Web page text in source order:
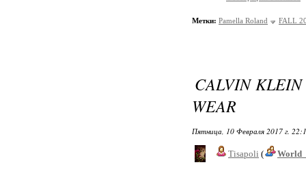
Метки: Pamella Roland FALL
CALVIN KLEIN
WEAR
Пятница, 10 Февраля 2017 г.
Tisapoli (